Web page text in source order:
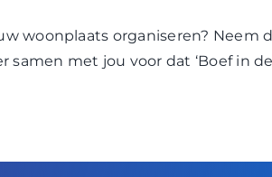
woonplaats organiseren? Neem
samen met jou voor dat ‘Boef in